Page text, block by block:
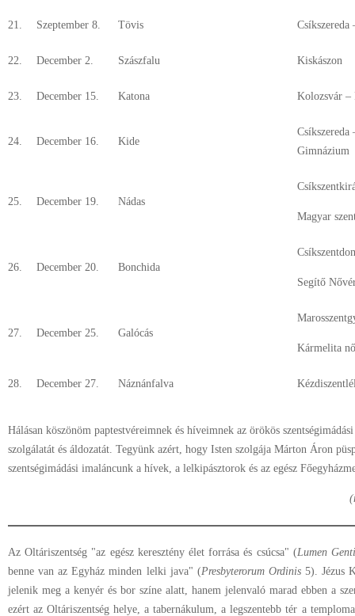
21. Szeptember 8. Tövis
22. December 2. Szászfalu Kiskászon
23. December 15. Katona Kolozsvár –
24. December 16. Kide
Gimnázium
25. December 19. Nádas
Magyar
26. December 20. Bonchida
Segítő
27. December 25. Galócás
Kármelita
28. December 27. Náznánfalva
Hálásan köszönöm paptestvéreimnek és híveimnek az örökös
szolgálatát és áldozatát. Tegyünk azért, hogy Isten szolgája Márton Áron
szentségimádási imaláncunk a hívek, a lelkipásztorok és az egész
Az Oltáriszentség "az egész keresztény élet forrása és csúcsa" (Lumen
benne van az Egyház minden lelki java" (Presbyterorum Ordinis5). Jézus
jelenik meg a kenyér és bor színe alatt, hanem jelenvaló marad ebben a
ezért az Oltáriszentség helye, a tabernákulum, a legszentebb tér a